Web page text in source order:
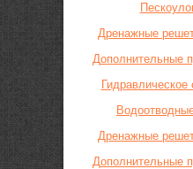
Дренажные
Дополнительные
Дренажные
Дополнительные